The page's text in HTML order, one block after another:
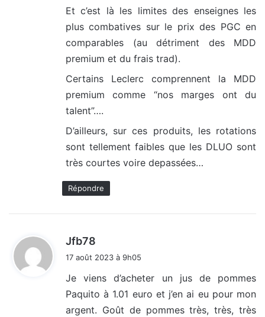
:
Et c’est là les limites des enseignes les
plus combatives sur le prix des PGC en
comparables (au détriment des MDD
premium et du frais trad).
Certains Leclerc comprennent la MDD
premium comme “nos marges ont du
talent”….
D’ailleurs, sur ces produits, les rotations
sont tellement faibles que les DLUO sont
très courtes voire depassées…
Répondre
Jfb78
i
:
17 août 2023 à 9h05
Je viens d’acheter un jus de pommes
Paquito à 1.01 euro et j’en ai eu pour mon
argent. Goût de pommes très, très, très